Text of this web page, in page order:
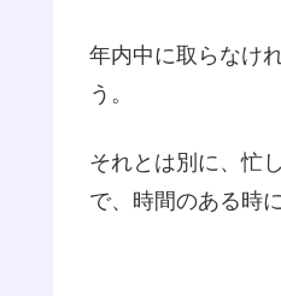
年内中に取らなけ
う。
それとは別に、忙
で、時間のある時